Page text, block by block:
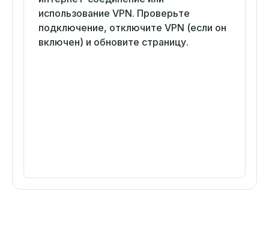
использование VPN. Проверьте
подключение, отключите VPN (если он
включен) и обновите страницу.